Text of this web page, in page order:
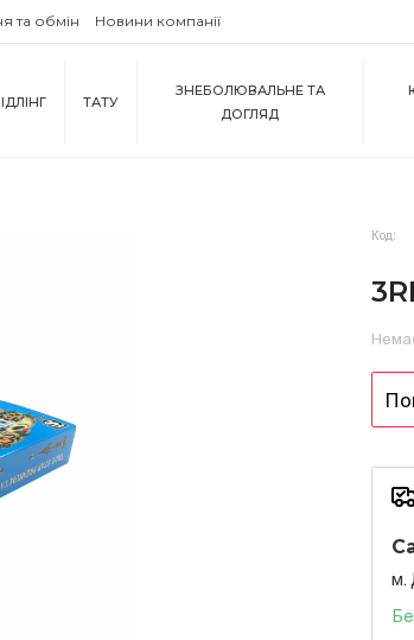
та обмін Новини компанії
ТАТУ
ЗНЕБОЛЮВАЛЬНЕ ТА
ДОГЛЯД
Код:
м.